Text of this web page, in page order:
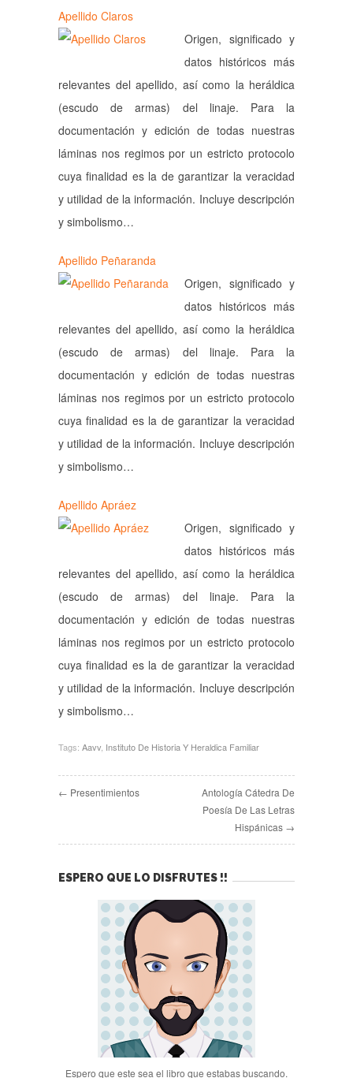
Apellido Claros
Origen, significado y
datos históricos más
relevantes del apellido, así como la heráldica
(escudo de armas) del linaje. Para la
documentación y edición de todas nuestras
láminas nos regimos por un estricto protocolo
cuya finalidad es la de garantizar la veracidad
y utilidad de la información. Incluye descripción
y simbolismo…
Apellido Peñaranda
Origen, significado y
datos históricos más
relevantes del apellido, así como la heráldica
(escudo de armas) del linaje. Para la
documentación y edición de todas nuestras
láminas nos regimos por un estricto protocolo
cuya finalidad es la de garantizar la veracidad
y utilidad de la información. Incluye descripción
y simbolismo…
Apellido Apráez
Origen, significado y
datos históricos más
relevantes del apellido, así como la heráldica
(escudo de armas) del linaje. Para la
documentación y edición de todas nuestras
láminas nos regimos por un estricto protocolo
cuya finalidad es la de garantizar la veracidad
y utilidad de la información. Incluye descripción
y simbolismo…
Tags: Aavv Instituto De Historia Y Heraldica Familiar
← Presentimientos
Antología Cátedra De
Poesía De Las Letras
Hispánicas →
ESPERO QUE LO DISFRUTES !!
Espero que este sea el libro que estabas buscando.